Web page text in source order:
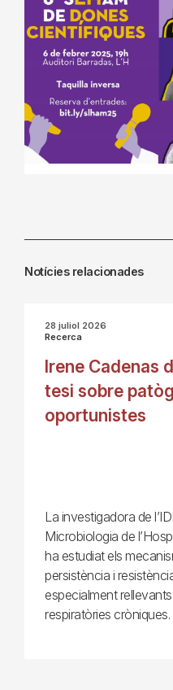
Notícies relacionades
28 juliol 2026
Recerca
Irene Cadenas
tesi sobre
oportunistes
La investigadora de
Microbiologia de
ha estudiat els
persistència i
especialment
respiratòries cròniques.